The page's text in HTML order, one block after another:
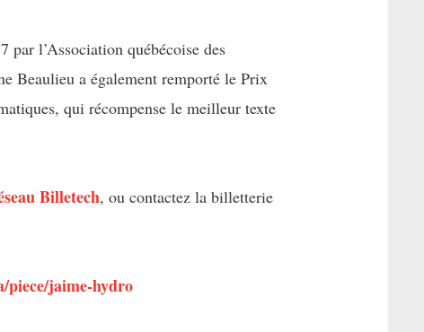
par l’Association québécoise des
Beaulieu a également remporté le Prix
qui récompense le meilleur texte
Billetech, ou contactez la billetterie
piece/jaime-hydro